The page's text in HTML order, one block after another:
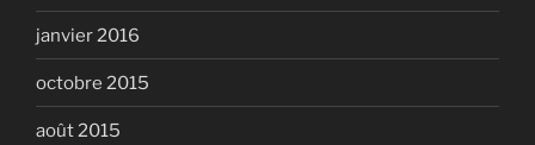
janvier 2016
octobre 2015
août 2015